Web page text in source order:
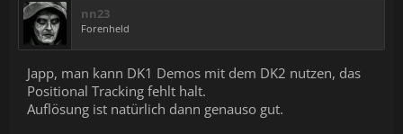
nn23
Forenheld
Japp, man kann DK1 Demos mit dem DK2 nutzen, das
Positional Tracking fehlt halt.
Auflösung ist natürlich dann genauso gut.